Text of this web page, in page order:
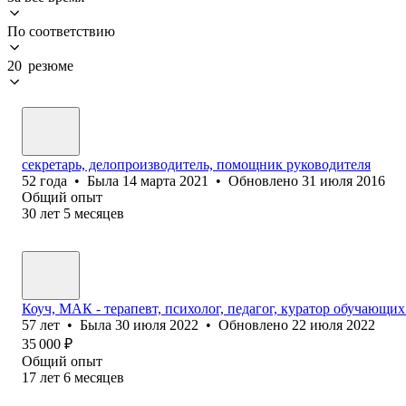
По соответствию
20 резюме
секретарь, делопроизводитель, помощник руководителя
52 года • Была 14 марта 2021 • Обновлено 31 июля 2016
Общий опыт
30 лет 5 месяцев
Коуч, МАК - терапевт, психолог, педагог, куратор
57 лет • Была 30 июля 2022 • Обновлено 22 июля 2022
35 000 ₽
Общий опыт
17 лет 6 месяцев